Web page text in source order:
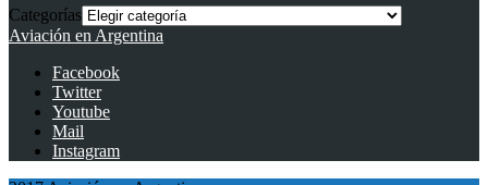
Categorías
Aviación en Argentina
Facebook
Twitter
Youtube
Mail
Instagram